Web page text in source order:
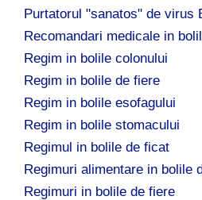
Purtatorul "sanatos" de virus
Recomandari medicale in
Regim in bolile colonului
Regim in bolile de fiere
Regim in bolile esofagului
Regim in bolile stomacului
Regimul in bolile de ficat
Regimuri alimentare in bolile
Regimuri in bolile de fiere